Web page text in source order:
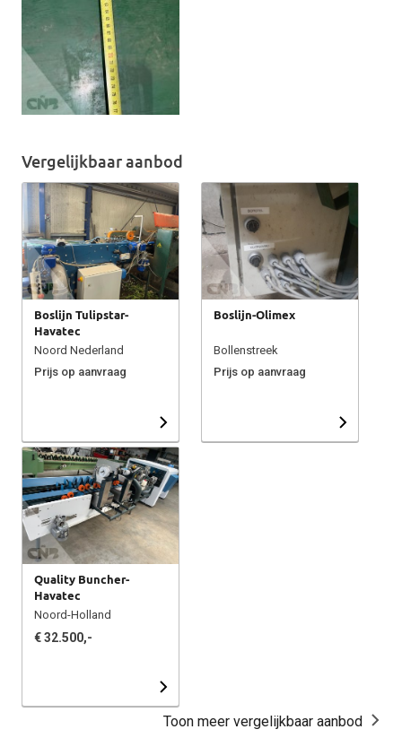
Vergelijkbaar aanbod
Boslijn Tulipstar-
Havatec
Noord Nederland
Prijs op aanvraag
Boslijn-Olimex
Bollenstreek
Prijs op aanvraag
Quality Buncher-
Havatec
Noord-Holland
€ 32.500,-
Toon meer vergelijkbaar aanbod